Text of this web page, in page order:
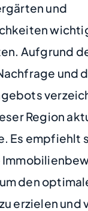
und
Aufgrund
und
Region
Es empfiehlt
den
erzielen und